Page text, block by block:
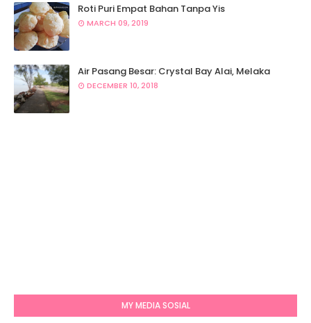
Roti Puri Empat Bahan Tanpa Yis
MARCH 09, 2019
Air Pasang Besar: Crystal Bay Alai, Melaka
DECEMBER 10, 2018
MY MEDIA SOSIAL